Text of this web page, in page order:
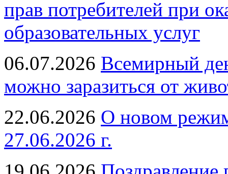
прав потребителей при
образовательных услуг
06.07.2026 Всемирный
можно заразиться от
22.06.2026 О новом
27.06.2026 г.